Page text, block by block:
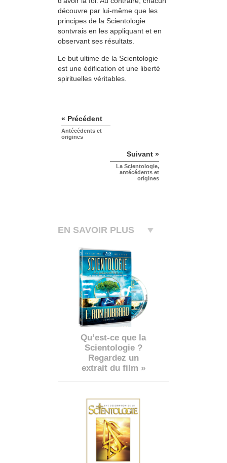
découvre par lui-même que les
principes de la Scientologie
sontvrais en les appliquant et en
observant ses résultats.
Le but ultime de la Scientologie
est une édification et une liberté
spirituelles véritables.
« Précédent
Antécédents et
origines
Suivant »
La Scientologie,
antécédents et
origines
EN SAVOIR PLUS
Qu’est-ce que la
Scientologie ?
Regardez un
extrait du film »